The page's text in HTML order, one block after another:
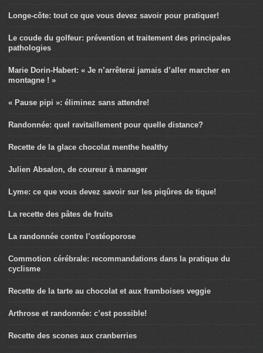
Longe-côte: tout ce que vous devez savoir pour pratiquer!
Le coude du golfeur: prévention et traitement des principales
pathologies
Marie Dorin-Habert: « Je n’arrêterai jamais d’aller marcher en
montagne ! »
« Pause pipi »: éliminez sans attendre!
Randonnée: quel ravitaillement pour quelle distance?
Recette de la glace chocolat menthe healthy
Julien Absalon, de coureur à manager
Lyme: ce que vous devez savoir sur les piqûres de tique!
La recette des pâtes de fruits
La randonnée contre l’ostéoporose
Commotion cérébrale: recommandations dans la pratique du
cyclisme
Recette de la tarte au chocolat et aux framboises veggie
Arthrose et randonnée: c’est possible!
Recette des scones aux cranberries